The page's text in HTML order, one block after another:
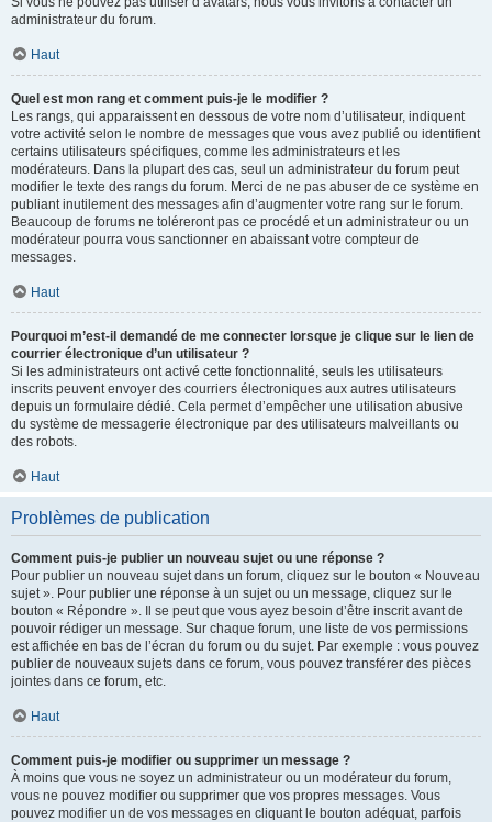
administrateur du forum.
Haut
Quel est mon rang et comment puis-je le modifier ?
Les rangs, qui apparaissent en dessous de votre nom d’utilisateur, indiquent
votre activité selon le nombre de messages que vous avez publié ou identifient
certains utilisateurs spécifiques, comme les administrateurs et les
modérateurs. Dans la plupart des cas, seul un administrateur du forum peut
modifier le texte des rangs du forum. Merci de ne pas abuser de ce système en
publiant inutilement des messages afin d’augmenter votre rang sur le forum.
Beaucoup de forums ne toléreront pas ce procédé et un administrateur ou un
modérateur pourra vous sanctionner en abaissant votre compteur de
messages.
Haut
Pourquoi m’est-il demandé de me connecter lorsque je clique sur le lien de
courrier électronique d’un utilisateur ?
Si les administrateurs ont activé cette fonctionnalité, seuls les utilisateurs
inscrits peuvent envoyer des courriers électroniques aux autres utilisateurs
depuis un formulaire dédié. Cela permet d’empêcher une utilisation abusive
du système de messagerie électronique par des utilisateurs malveillants ou
des robots.
Haut
Problèmes de publication
Comment puis-je publier un nouveau sujet ou une réponse ?
Pour publier un nouveau sujet dans un forum, cliquez sur le bouton « Nouveau
sujet ». Pour publier une réponse à un sujet ou un message, cliquez sur le
bouton « Répondre ». Il se peut que vous ayez besoin d’être inscrit avant de
pouvoir rédiger un message. Sur chaque forum, une liste de vos permissions
est affichée en bas de l’écran du forum ou du sujet. Par exemple : vous pouvez
publier de nouveaux sujets dans ce forum, vous pouvez transférer des pièces
jointes dans ce forum, etc.
Haut
Comment puis-je modifier ou supprimer un message ?
À moins que vous ne soyez un administrateur ou un modérateur du forum,
vous ne pouvez modifier ou supprimer que vos propres messages. Vous
pouvez modifier un de vos messages en cliquant le bouton adéquat, parfois